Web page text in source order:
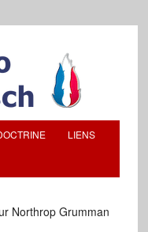
LIENS
Northrop Grumman